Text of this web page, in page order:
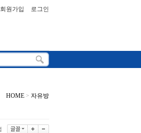
회원가입 로그인
HOME > 자유방